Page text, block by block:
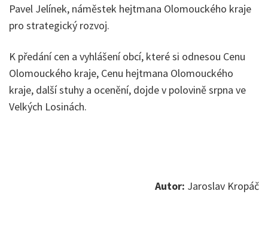
Pavel Jelínek, náměstek hejtmana Olomouckého kraje
pro strategický rozvoj.
K předání cen a vyhlášení obcí, které si odnesou Cenu
Olomouckého kraje, Cenu hejtmana Olomouckého
kraje, další stuhy a ocenění, dojde v polovině srpna ve
Velkých Losinách.
Autor: Jaroslav Kropáč